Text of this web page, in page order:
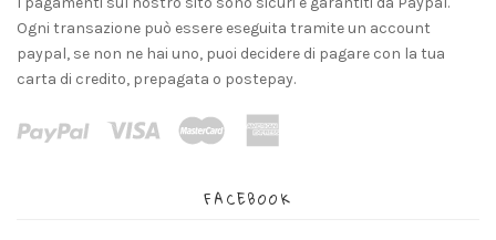
Ogni transazione può essere eseguita tramite un account
paypal, se non ne hai uno, puoi decidere di pagare con la tua
carta di credito, prepagata o postepay.
FACEBOOK